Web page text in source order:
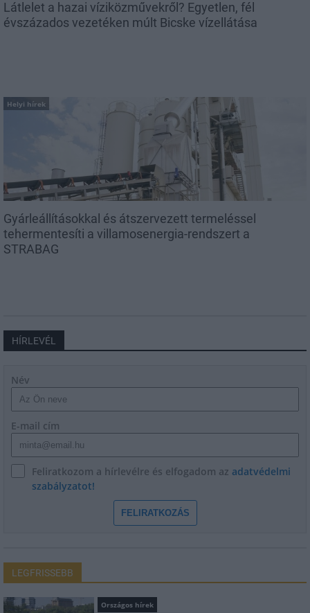
Látlelet a hazai víziközművekről? Egyetlen, fél
évszázados vezetéken múlt Bicske vízellátása
Helyi hírek
Gyárleállításokkal és átszervezett termeléssel
tehermentesíti a villamosenergia-rendszert a
STRABAG
HÍRLEVÉL
Név
E-mail cím
Feliratkozom a hírlevélre és elfogadom az adatvédelmi
szabályzatot!
FELIRATKOZÁS
LEGFRISSEBB
Országos hírek